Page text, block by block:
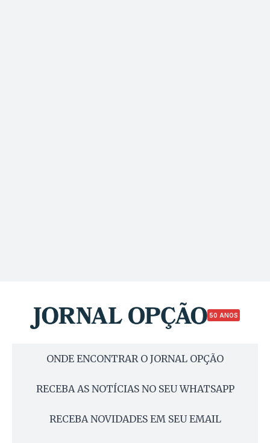
50 ANOS
ONDE ENCONTRAR O JORNAL OPÇÃO
RECEBA AS NOTÍCIAS NO SEU WHATSAPP
RECEBA NOVIDADES EM SEU EMAIL